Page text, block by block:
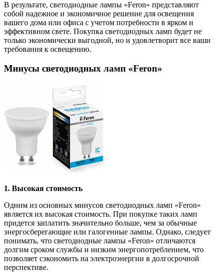
В результате, светодиодные лампы «Feron» представляют
собой надежное и экономичное решение для освещения
вашего дома или офиса с учетом потребности в ярком и
эффективном свете. Покупка светодиодных ламп будет не
только экономически выгодной, но и удовлетворит все ваши
требования к освещению.
Минусы светодиодных ламп «Feron»
1. Высокая стоимость
Одним из основных минусов светодиодных ламп «Feron»
является их высокая стоимость. При покупке таких ламп
придется заплатить значительно больше, чем за обычные
энергосберегающие или галогенные лампы. Однако, следует
понимать, что светодиодные лампы «Feron» отличаются
долгим сроком службы и низким энергопотреблением, что
позволяет сэкономить на электроэнергии в долгосрочной
перспективе.